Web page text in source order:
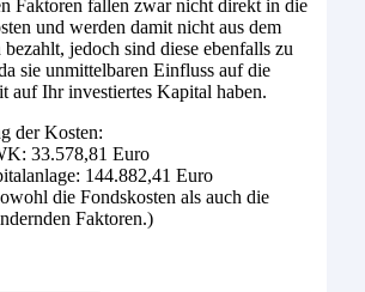
Faktoren fallen zwar nicht direkt in die
und werden damit nicht aus dem
bezahlt, jedoch sind diese ebenfalls zu
sie unmittelbaren Einfluss auf die
auf Ihr investiertes Kapital haben.
der Kosten:
33.578,81 Euro
144.882,41 Euro
die Fondskosten als auch die
Faktoren.)